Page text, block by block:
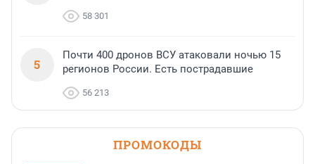
58 301
5
Почти 400 дронов ВСУ атаковали ночью 15
регионов России. Есть пострадавшие
56 213
ПРОМОКОДЫ